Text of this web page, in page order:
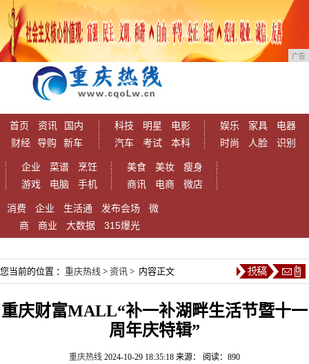
广告
首页 资讯
国内
财经
导购 新车
科技 明星
电影
汽车
考试 本科
娱乐 家具
电器
时尚
人脸 识别
企业 菜谱
烹饪
游戏
电脑 手机
美食 美妆
瘦身
商讯
电商 微店
消费 企业 生活通 发布会场
微
商
商业 大数据 315爆光
您当前的位置 ： 重庆热线 > 资讯 > 内容正文
重庆财富MALL“补一补湖畔生活节暨十一
周年庆特辑”
重庆热线 2024-10-29 18:35:18 来源： 阅读：890